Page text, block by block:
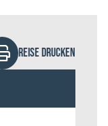
REISE DRUCKEN